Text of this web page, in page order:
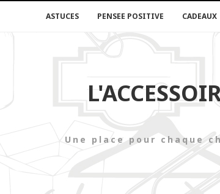
ASTUCES PENSEE POSITIVE CADEAUX
Une place pour chaque